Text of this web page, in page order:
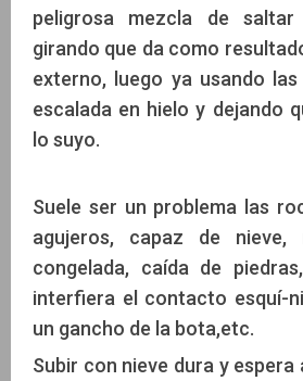
peligrosa mezcla de
girando que da como
externo, luego ya usando
escalada en hielo y dejando
lo suyo.
Suele ser un problema las
agujeros, capaz de nieve,
congelada, caída de
interfiera el contacto esquí-
un gancho de la bota,etc.
Subir con nieve dura y espera